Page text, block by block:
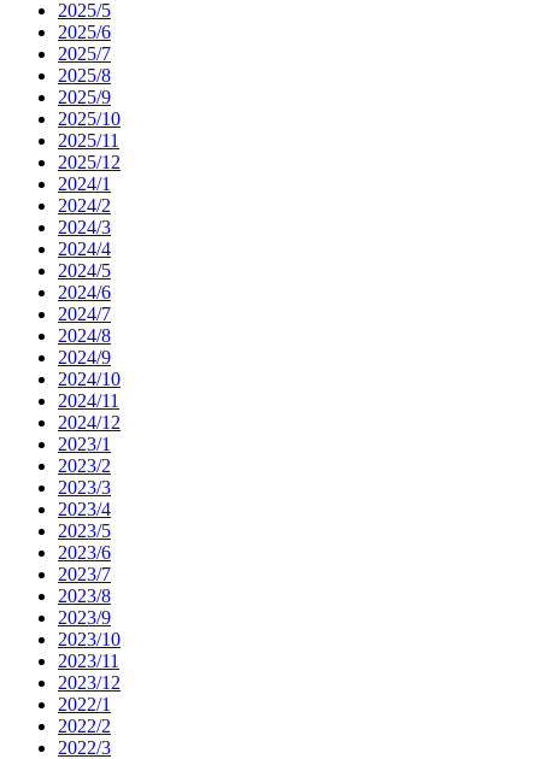
2025/5
2025/6
2025/7
2025/8
2025/9
2025/10
2025/11
2025/12
2024/1
2024/2
2024/3
2024/4
2024/5
2024/6
2024/7
2024/8
2024/9
2024/10
2024/11
2024/12
2023/1
2023/2
2023/3
2023/4
2023/5
2023/6
2023/7
2023/8
2023/9
2023/10
2023/11
2023/12
2022/1
2022/2
2022/3